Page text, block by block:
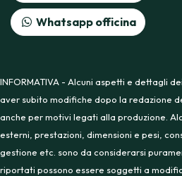
Whatsapp officina
INFORMATIVA - Alcuni aspetti e dettagli
aver subito modifiche dopo la redazione
anche per motivi legati alla produzione.
esterni, prestazioni, dimensioni e pesi,
gestione etc. sono da considerarsi
riportati possono essere soggetti a